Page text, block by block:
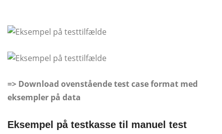
=> Download ovenstående test case format med
eksempler på data
Eksempel på testkasse til manuel test